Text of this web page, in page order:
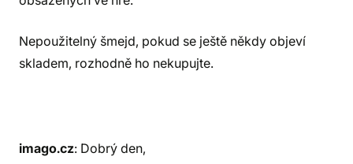
Nepoužitelný šmejd, pokud se ještě někdy objeví
skladem, rozhodně ho nekupujte.
imago.cz: Dobrý den,